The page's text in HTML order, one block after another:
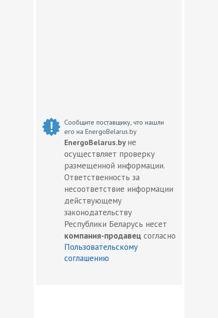
Сообщите поставщику, что нашли
его на EnergoBelarus.by
EnergoBelarus.by не
осуществляет проверку
размещенной информации.
Ответственность за
несоответствие информации
действующему
законодательству
Республики Беларусь несет
компания-продавец согласно
Пользовательскому
соглашению